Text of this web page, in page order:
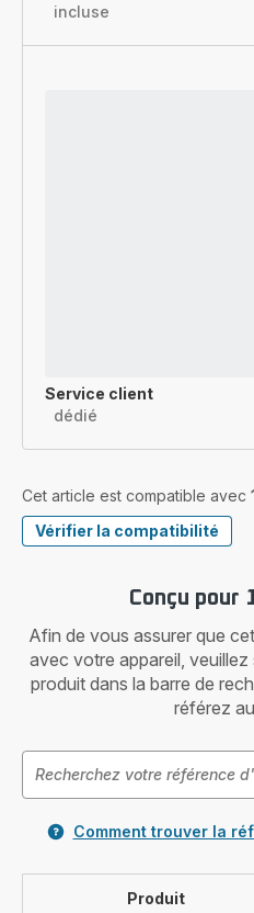
incluse
Service client
dédié
Cet article est compatible avec
Vérifier la compatibilité
Conçu pour
Afin de vous assurer que
avec votre appareil,
produit dans la barre de
référez
Comment trouver la
Produit